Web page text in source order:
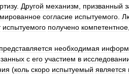
. Другой механизм призванный
согласие испытуемого
испытуемого получено компетентное
представляется необходимая
с его участием в
(коль скоро испытуемый является